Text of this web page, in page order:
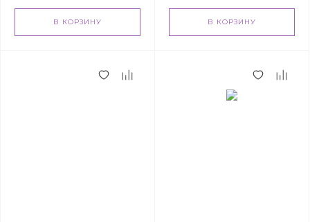
В КОРЗИНУ В КОРЗИНУ